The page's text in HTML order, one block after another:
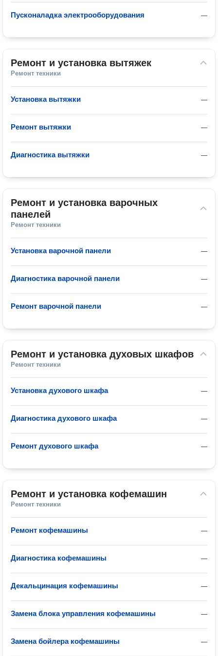
—
Пусконаладка электрооборудования
Ремонт и установка вытяжек
Ремонт техники
—
Установка вытяжки
—
Ремонт вытяжки
—
Диагностика вытяжки
Ремонт и установка варочных
панелей
Ремонт техники
—
Установка варочной панели
—
Диагностика варочной панели
—
Ремонт варочной панели
Ремонт и установка духовых шкафов
Ремонт техники
—
Установка духового шкафа
—
Диагностика духового шкафа
—
Ремонт духового шкафа
Ремонт и установка кофемашин
Ремонт техники
—
Ремонт кофемашины
—
Диагностика кофемашины
—
Декальцинация кофемашины
—
Замена блока управления кофемашины
—
Замена бойлера кофемашины